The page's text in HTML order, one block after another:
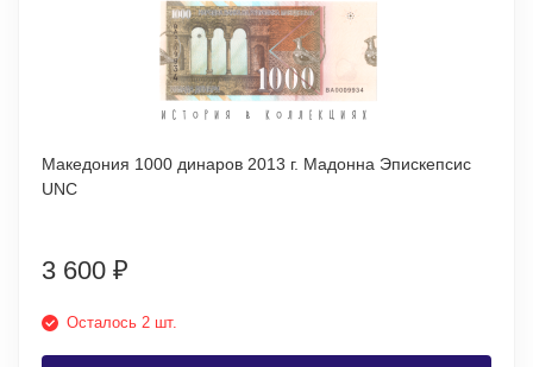
Македония 1000 динаров 2013 г. Мадонна Эпискепсис
UNC
3 600 ₽
Осталось 2 шт.